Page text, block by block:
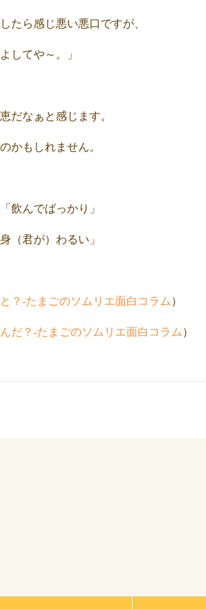
たら感じ悪い悪口ですが、
してや～。」
だなぁと感じます。
かもしれません。
飲んでばっかり」
（君が）わるい」
？-たまごのソムリエ面白コラム ）
だ？-たまごのソムリエ面白コラム ）